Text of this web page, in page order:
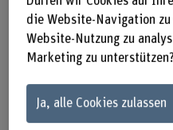
Rehabilitationsrobotik
Neuartige Antriebe für
Funktionelle
die Website-Navigation
Website-Nutzung zu
Marketing zu unterstützen?
Ja, alle Cookies zulassen